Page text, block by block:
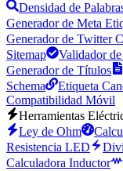
Densidad de
Generador de Meta
Generador de Twitter
Sitemap
Validador
Generador de Títulos
Schema
Etiqueta
Compatibilidad Móvil
Herramientas
Ley de Ohm
Resistencia LED
Calculadora Inductor